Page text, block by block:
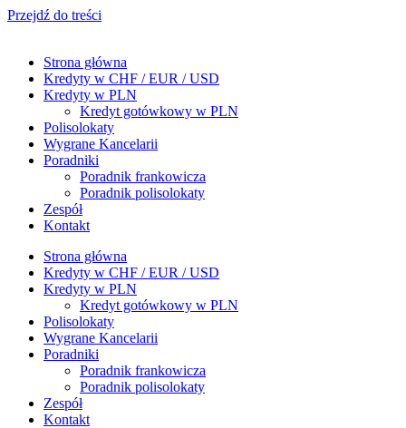
Przejdź do treści
Strona główna
Kredyty w CHF / EUR / USD
Kredyty w PLN
Kredyt gotówkowy w PLN
Polisolokaty
Wygrane Kancelarii
Poradniki
Poradnik frankowicza
Poradnik polisolokaty
Zespół
Kontakt
Strona główna
Kredyty w CHF / EUR / USD
Kredyty w PLN
Kredyt gotówkowy w PLN
Polisolokaty
Wygrane Kancelarii
Poradniki
Poradnik frankowicza
Poradnik polisolokaty
Zespół
Kontakt